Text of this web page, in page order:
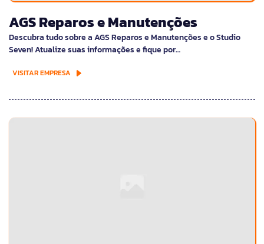
AGS Reparos e Manutenções
Descubra tudo sobre a AGS Reparos e Manutenções e o Studio
Seven! Atualize suas informações e fique por…
VISITAR EMPRESA